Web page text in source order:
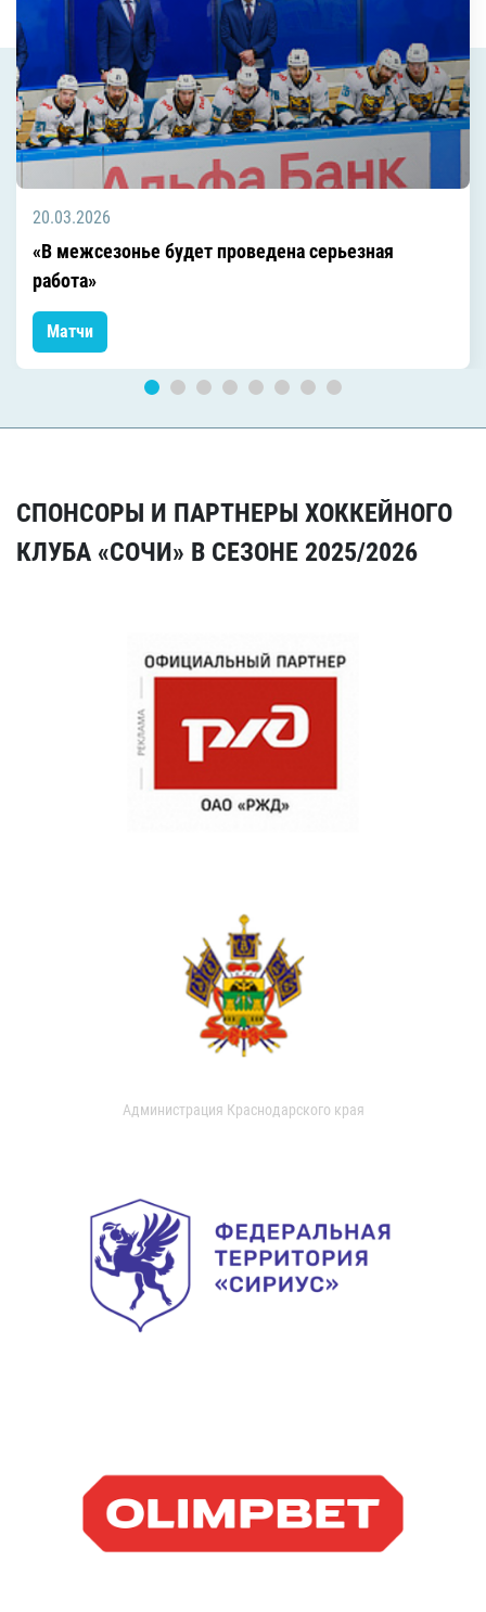
20.03.2026
«В межсезонье будет проведена серьезная
работа»
Матчи
СПОНСОРЫ И ПАРТНЕРЫ ХОККЕЙНОГО
КЛУБА «СОЧИ» В СЕЗОНЕ 2025/2026
Администрация Краснодарского края